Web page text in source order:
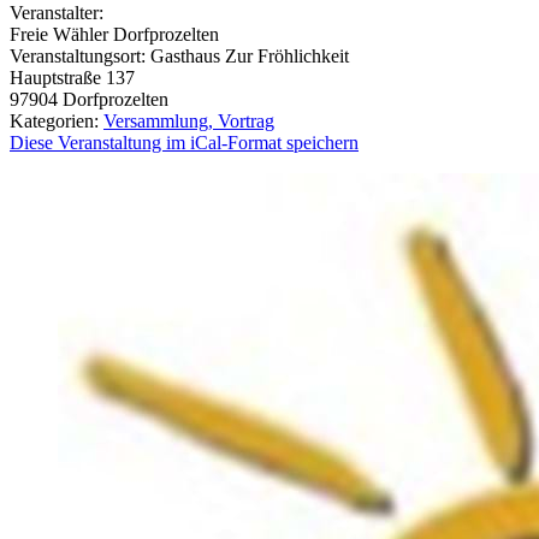
Veranstalter:
Freie Wähler Dorfprozelten
Veranstaltungsort: Gasthaus Zur Fröhlichkeit
Hauptstraße 137
97904 Dorfprozelten
Kategorien: Versammlung, Vortrag
Diese Veranstaltung im iCal-Format speichern